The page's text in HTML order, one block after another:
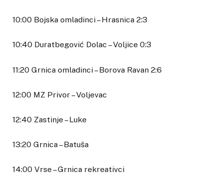
10:00 Bojska omladinci – Hrasnica 2:3
10:40 Duratbegović Dolac – Voljice 0:3
11:20 Grnica omladinci – Borova Ravan 2:6
12:00 MZ Privor – Voljevac
12:40 Zastinje – Luke
13:20 Grnica – Batuša
14:00 Vrse – Grnica rekreativci